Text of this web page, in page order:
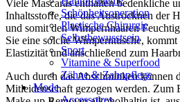
Schönheitsoperation
Plastische Chirurgie
Selbstbewusstsein
Sport
Vitamine & Superfood
Zähne & Zahnpflege
Mode
Accessoires
Viele Mascaras enthalten bedenkliche
Inhaltsstoffe, die das Austrocknen der
und somit den Wimpernhaaren
Sie eine solche Wimperntusche,
Elastizität und anschließend zum
Auch durch das Abschminken können
Mitleidenschaft gezogen werden. Zum